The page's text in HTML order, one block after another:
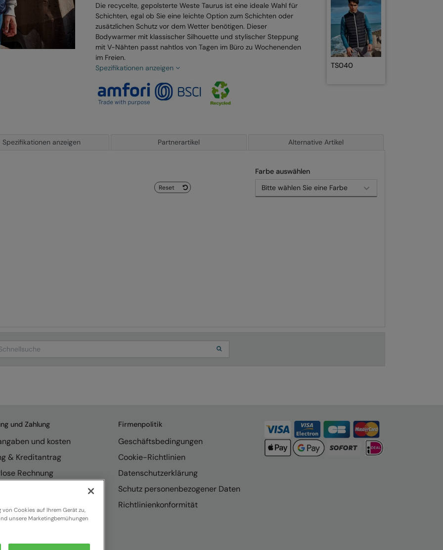
Die recycelte, gepolsterte Weste Taurus ist eine ideale Wahl für
Schichten, egal ob Sie eine leichte Option zum Schichten oder
zusätzlichen Schutz vor dem Wetter benötigen. Dieser
Bodywarmer mit klassischer Silhouette und stylischer Steppung
mit V-Nähten passt nahtlos von Tagen im Büro zu Wochenenden
im Freien.
Spezifikationen anzeigen
TS040
Spezifikationen anzeigen Partnerartikel Alternative Artikel
Farbe auswählen
Reset
und Zahlung
und kosten
& Kreditantrag
Rechnung
Firmenpolitik
Geschäftsbedingungen
Cookie-Richtlinien
Datenschutzerklärung
Schutz personenbezogener Daten
Richtlinienkonformität
Cookies auf Ihrem Gerät zu,
unsere Marketingbemühungen